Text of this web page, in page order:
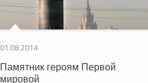
01.08.2014
Памятник героям Первой
мировой